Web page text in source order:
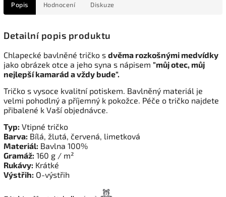
Popis Hodnocení Diskuze
Detailní popis produktu
Chlapecké bavlněné tričko s dvěma rozkošnými medvídky
jako obrázek otce a jeho syna s nápisem "můj otec, můj
nejlepší kamarád a vždy bude".
Tričko s vysoce kvalitní potiskem. Bavlněný materiál je
velmi pohodlný a příjemný k pokožce. Péče o tričko najdete
přibalené k Vaší objednávce.
Typ: Vtipné tričko
Barva: Bílá, žlutá, červená, limetková
Materiál: Bavlna 100%
Gramáž: 160 g / m²
Rukávy: Krátké
Výstřih: O-výstřih